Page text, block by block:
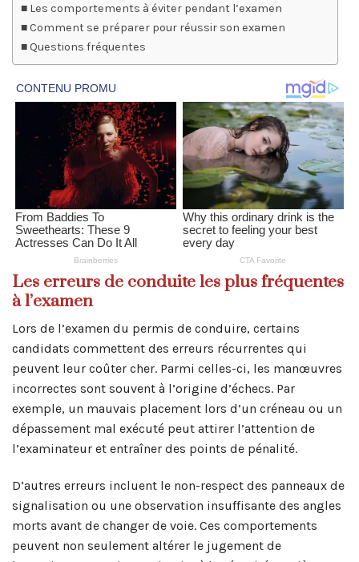
Les comportements à éviter pendant l’examen
Comment se préparer pour réussir son examen
Questions fréquentes
Les erreurs de conduite les plus fréquentes
à l’examen
Lors de l’examen du permis de conduire, certains
candidats commettent des erreurs récurrentes qui
peuvent leur coûter cher. Parmi celles-ci, les manœuvres
incorrectes sont souvent à l’origine d’échecs. Par
exemple, un mauvais placement lors d’un créneau ou un
dépassement mal exécuté peut attirer l’attention de
l’examinateur et entraîner des points de pénalité.
D’autres erreurs incluent le non-respect des panneaux de
signalisation ou une observation insuffisante des angles
morts avant de changer de voie. Ces comportements
peuvent non seulement altérer le jugement de